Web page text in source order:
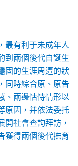
最有利于未成年人
到兩個後代自誕生
固的生涯周遭的狀
同時綜合原、原告
、兩邊怙恃情形以
原因，并依法委托
開社會查詢拜訪，
獲得兩個後代撫育